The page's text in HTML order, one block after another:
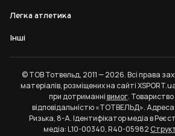
Легка атлетика
Інші
© ТОВ Тотвельд, 2011 — 2026. Всі права
матеріалів, розміщених на сайті
при дотриманнівимог.
відповідальністю «ТОТВЕЛЬД». Адреса:
Ризька, 8-А. Ідентифікатор медіа в
медіа: L10-00340, R40-05982